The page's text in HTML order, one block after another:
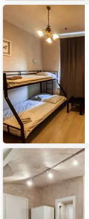
Мини-
отель
Демидов
Апартаменты
На
Гончарной
2